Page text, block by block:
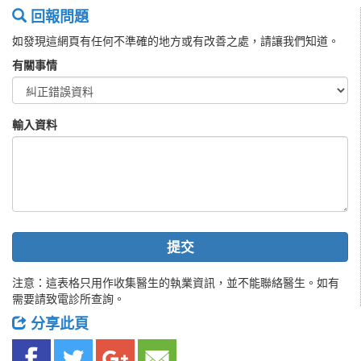
回報問題
如發現這網頁有任何不準確的地方或有改善之處，請讓我們知道。
有關事情
輸入資料
提交
注意：這表格只用作收集醫生的執業資訊，並不能聯絡醫生。如有
需要請致電診所查詢。
分享此頁